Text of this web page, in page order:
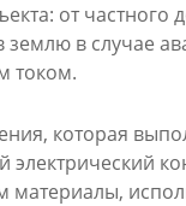
от частного
в случае
током.
которая
материалы,